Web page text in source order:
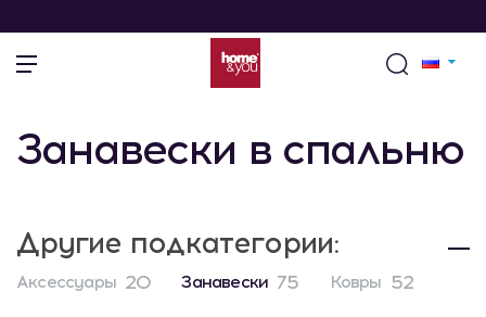
Занавески в спальню
Другие подкатегории:
Аксессуары 20 Занавески 75 Ковры 52